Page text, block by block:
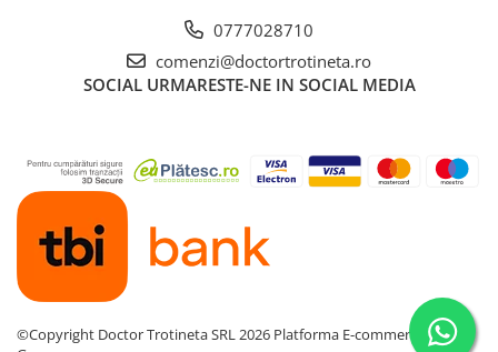
0777028710
comenzi@doctortrotineta.ro
SOCIAL URMARESTE-NE IN SOCIAL MEDIA
©Copyright Doctor Trotineta SRL 2026 Platforma E-commerce by